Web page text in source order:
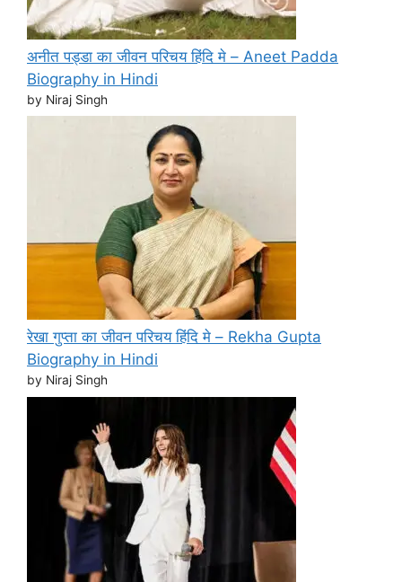
अनीत पड्डा का जीवन परिचय हिंदि मे – Aneet Padda
Biography in Hindi
by Niraj Singh
रेखा गुप्ता का जीवन परिचय हिंदि मे – Rekha Gupta
Biography in Hindi
by Niraj Singh